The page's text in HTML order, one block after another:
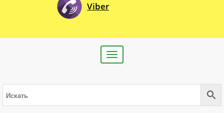
Viber
Toggle
navigation